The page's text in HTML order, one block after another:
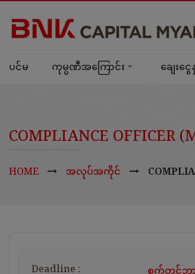
ပင်မ ကုမ္ပဏီအကြောင်း ချေးငွ
COMPLIANCE OFFICER
HOME အလုပ်အကိုင်
Deadline :
စက်တင်ဘာ